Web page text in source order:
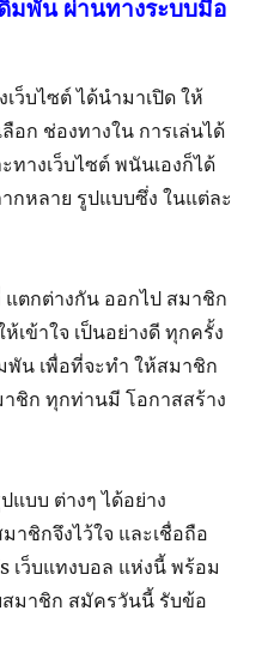
มพัน ผ่านทางระบบมือ
ว็บไซต์ ได้นำมาเปิด ให้
อก ช่องทางใน การเล่นได้
ทางเว็บไซต์ พนันเองก็ได้
กหลาย รูปแบบซึ่ง ในแต่ละ
ตกต่างกัน ออกไป สมาชิก
เข้าใจ เป็นอย่างดี ทุกครั้ง
พัน เพื่อที่จะทำ ให้สมาชิก
ชิก ทุกท่านมี โอกาสสร้าง
แบบ ต่างๆ ได้อย่าง
าชิกจึงไว้ใจ และเชื่อถือ
เว็บแทงบอล แห่งนี้ พร้อม
มาชิก สมัครวันนี้ รับข้อ